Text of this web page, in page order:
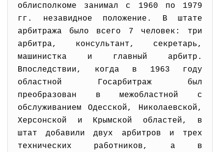
облисполкоме занимал с 1960 по 1979
гг. незавидное положение. В штате
арбитража было всего 7 человек: три
арбитра, консультант, секретарь,
машинистка и главный арбитр.
Впоследствии, когда в 1963 году
областной Госарбитраж был
преобразован в межобластной с
обслуживанием Одесской, Николаевской,
Херсонской и Крымской областей, в
штат добавили двух арбитров и трех
технических работников, а в